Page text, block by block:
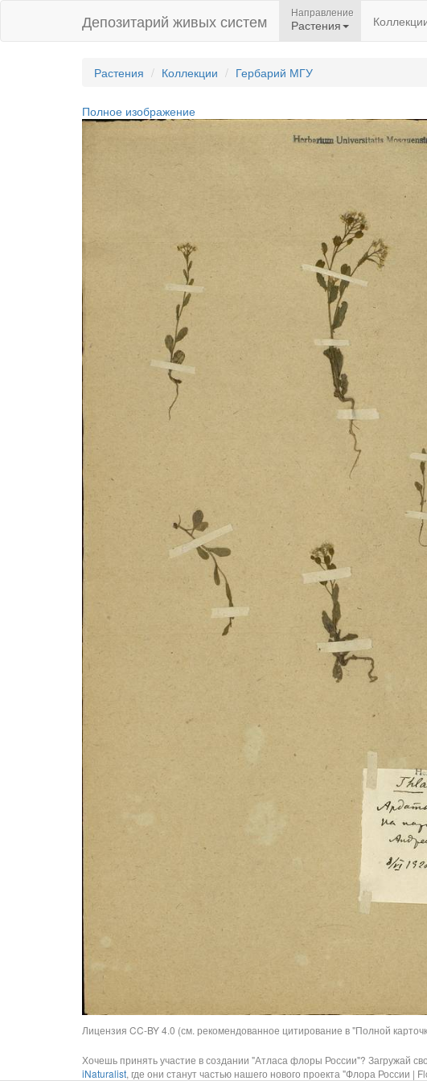
Депозитарий живых систем Направление
Растения
Растения Коллекции Гербарий МГУ
Полное изображение
Лицензия CC-BY 4.0 (см. рекомендованное цитирование в "Полной
Хочешь принять участие в создании "Атласа флоры России"? Загружай
iNaturalist, где они станут частью нашего нового проекта "Флора России |